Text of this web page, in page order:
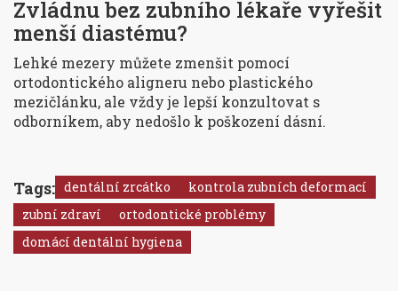
Zvládnu bez zubního lékaře vyřešit
menší diastému?
Lehké mezery můžete zmenšit pomocí
ortodontického aligneru nebo plastického
mezičlánku, ale vždy je lepší konzultovat s
odborníkem, aby nedošlo k poškození dásní.
Tags: dentální zrcátko
kontrola zubních deformací
zubní zdraví
ortodontické problémy
domácí dentální hygiena